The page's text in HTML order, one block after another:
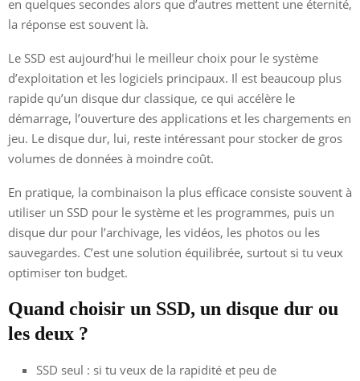
en quelques secondes alors que d’autres mettent une éternité,
la réponse est souvent là.
Le SSD est aujourd’hui le meilleur choix pour le système
d’exploitation et les logiciels principaux. Il est beaucoup plus
rapide qu’un disque dur classique, ce qui accélère le
démarrage, l’ouverture des applications et les chargements en
jeu. Le disque dur, lui, reste intéressant pour stocker de gros
volumes de données à moindre coût.
En pratique, la combinaison la plus efficace consiste souvent à
utiliser un SSD pour le système et les programmes, puis un
disque dur pour l’archivage, les vidéos, les photos ou les
sauvegardes. C’est une solution équilibrée, surtout si tu veux
optimiser ton budget.
Quand choisir un SSD, un disque dur ou
les deux ?
SSD seul : si tu veux de la rapidité et peu de